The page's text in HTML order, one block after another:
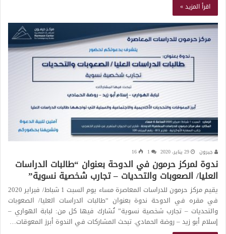
اقرأ المزيد »
جيرون 29 يناير، 2020 16
ندوة لمركز حرمون في الدوحة بعنوان “طالبات الدراسات
العليا/ الصعوبات والتحديات – تجارب شخصية نسوية”
يقيم مركز حرمون للدراسات المعاصرة مساء يوم السبت 1 شباط/ فبراير 2020
في مقره في الدوحة ندوة بعنوان “طالبات الدراسات العليا/ الصعوبات
والتحديات – تجارب شخصية نسوية” تُشارك فيها كل من: لبابة الهواري –
إسلام أبو زيد – روضة الحمادي. تبحث المشاركات في الندوة أبرز المعوقات…